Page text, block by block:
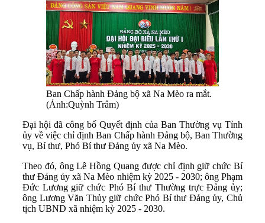
Ban Chấp hành Đảng bộ xã Na Mèo ra mắt.
(Ảnh:Quỳnh Trâm)
Đại hội đã công bố Quyết định của Ban Thường vụ Tỉnh
ủy về việc chỉ định Ban Chấp hành Đảng bộ, Ban Thường
vụ, Bí thư, Phó Bí thư Đảng ủy xã Na Mèo.
Theo đó, ông Lê Hồng Quang được chỉ định giữ chức Bí
thư Đảng ủy xã Na Mèo nhiệm kỳ 2025 - 2030; ông Phạm
Đức Lương giữ chức Phó Bí thư Thường trực Đảng ủy;
ông Lương Văn Thủy giữ chức Phó Bí thư Đảng ủy, Chủ
tịch UBND xã nhiệm kỳ 2025 - 2030.